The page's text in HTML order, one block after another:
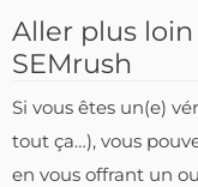
Aller plus
SEMrush
Si vous êtes un(e)
tout ça…), vous
en vous offrant un